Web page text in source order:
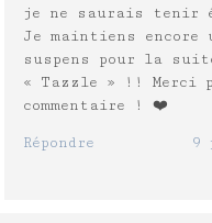
je ne saurais tenir
Je maintiens encore
suspens pour la
« Tazzle » !! Merci
commentaire ! ❤️
Répondre
9